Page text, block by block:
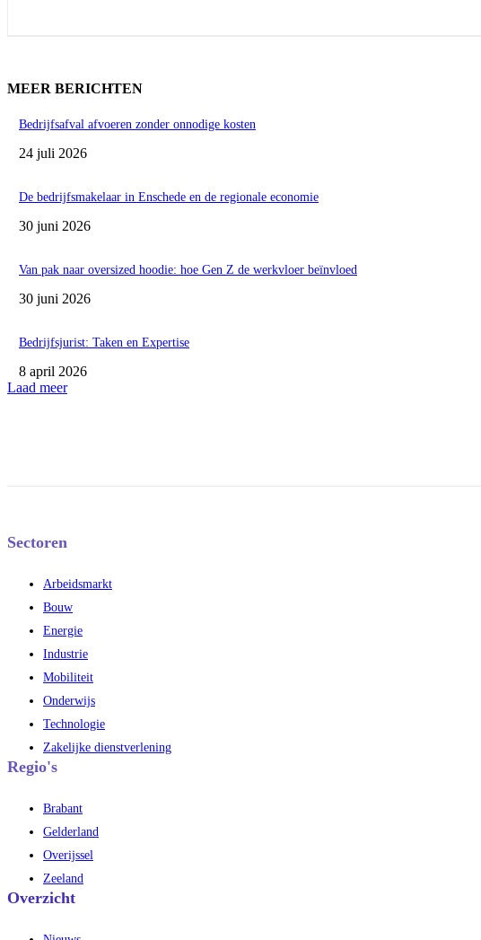
MEER BERICHTEN
Bedrijfsafval afvoeren zonder onnodige kosten
24 juli 2026
De bedrijfsmakelaar in Enschede en de regionale economie
30 juni 2026
Van pak naar oversized hoodie: hoe Gen Z de werkvloer beïnvloed
30 juni 2026
Bedrijfsjurist: Taken en Expertise
8 april 2026
Laad meer
Sectoren
Arbeidsmarkt
Bouw
Energie
Industrie
Mobiliteit
Onderwijs
Technologie
Zakelijke dienstverlening
Regio's
Brabant
Gelderland
Overijssel
Zeeland
Overzicht